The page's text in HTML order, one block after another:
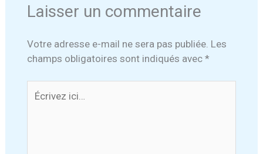
Laisser un commentaire
Votre adresse e-mail ne sera pas publiée. Les
champs obligatoires sont indiqués avec *
ici…